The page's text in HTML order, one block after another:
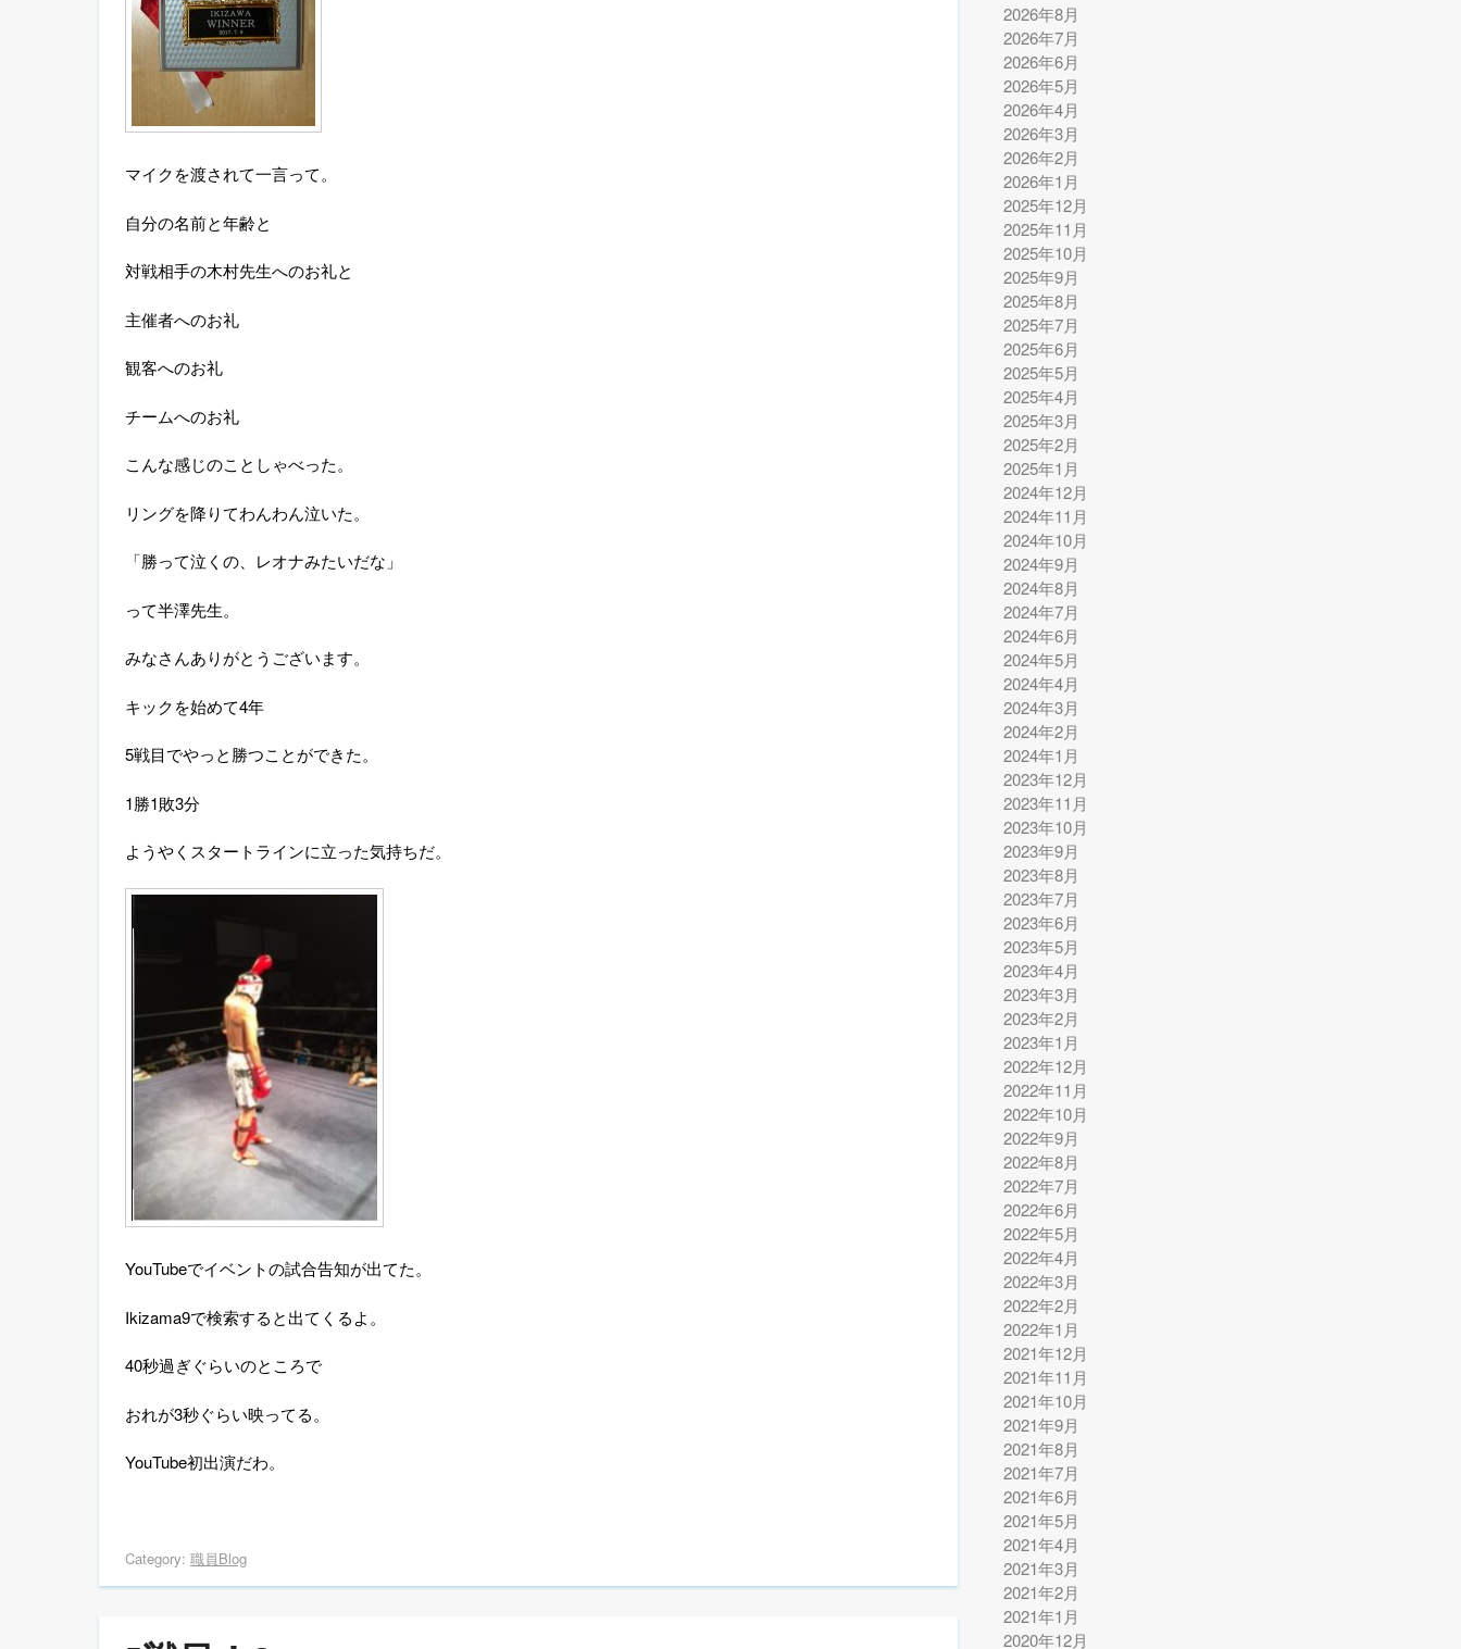
マイクを渡されて一言って。
自分の名前と年齢と
対戦相手の木村先生へのお礼と
主催者へのお礼
観客へのお礼
チームへのお礼
こんな感じのことしゃべった。
リングを降りてわんわん泣いた。
「勝って泣くの、レオナみたいだな」
って半澤先生。
みなさんありがとうございます。
キックを始めて4年
5戦目でやっと勝つことができた。
1勝1敗3分
ようやくスタートラインに立った気持ちだ。
YouTubeでイベントの試合告知が出てた。
Ikizama9で検索すると出てくるよ。
40秒過ぎぐらいのところで
おれが3秒ぐらい映ってる。
YouTube初出演だわ。
Category: 職員Blog
2026年8月
2026年7月
2026年6月
2026年5月
2026年4月
2026年3月
2026年2月
2026年1月
2025年12月
2025年11月
2025年10月
2025年9月
2025年8月
2025年7月
2025年6月
2025年5月
2025年4月
2025年3月
2025年2月
2025年1月
2024年12月
2024年11月
2024年10月
2024年9月
2024年8月
2024年7月
2024年6月
2024年5月
2024年4月
2024年3月
2024年2月
2024年1月
2023年12月
2023年11月
2023年10月
2023年9月
2023年8月
2023年7月
2023年6月
2023年5月
2023年4月
2023年3月
2023年2月
2023年1月
2022年12月
2022年11月
2022年10月
2022年9月
2022年8月
2022年7月
2022年6月
2022年5月
2022年4月
2022年3月
2022年2月
2022年1月
2021年12月
2021年11月
2021年10月
2021年9月
2021年8月
2021年7月
2021年6月
2021年5月
2021年4月
2021年3月
2021年2月
2021年1月
2020年12月